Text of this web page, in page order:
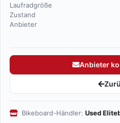
Laufradgröße
Zustand
Anbieter
Anbieter
Bikeboard-Händler: Used